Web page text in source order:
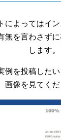
によってはイ
無を言わさず
します。
例を投稿した
画像を見てくだ